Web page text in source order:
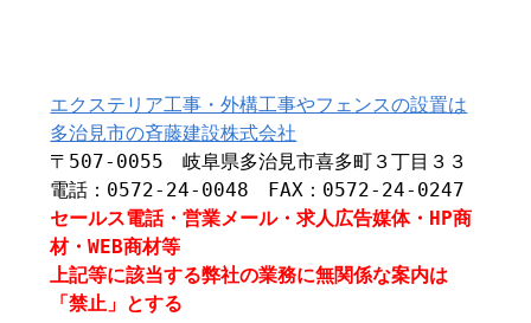
エクステリア工事・外構工事やフェンスの設置は
多治見市の斉藤建設株式会社
〒507-0055 岐阜県多治見市喜多町３丁目３３
電話：0572-24-0048 FAX：0572-24-0247
セールス電話・営業メール・求人広告媒体・HP商
材・WEB商材等
上記等に該当する弊社の業務に無関係な案内は
「禁止」とする